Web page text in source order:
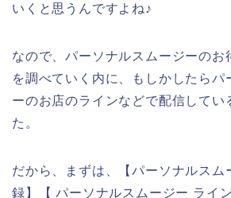
いくと思うんですよね♪
なので、パーソナルスムージーのお
を調べていく内に、もしかしたらパ
ーのお店のラインなどで配信してい
た。
だから、まずは、【パーソナルスム
録】【 パーソナルスムージー ライ